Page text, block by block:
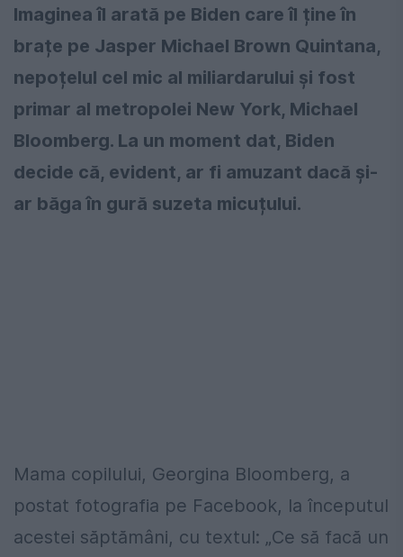
Imaginea îl arată pe Biden care îl ține în
brațe pe Jasper Michael Brown Quintana,
nepoțelul cel mic al miliardarului și fost
primar al metropolei New York, Michael
Bloomberg. La un moment dat, Biden
decide că, evident, ar fi amuzant dacă și-
ar băga în gură suzeta micuțului.
Mama copilului, Georgina Bloomberg, a
postat fotografia pe Facebook, la începutul
acestei săptămâni, cu textul: „Ce să facă un